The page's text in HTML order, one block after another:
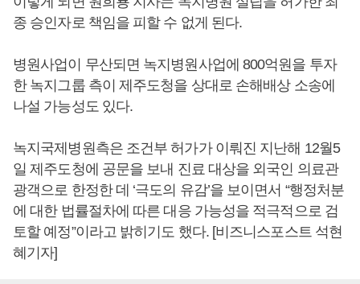
종 승인자로 책임을 피할 수 없게 된다.
병원사업이 무산되면 녹지병원사업에 800억원을 투자
한 녹지그룹 측이 제주도청을 상대로 손해배상 소송에
나설 가능성도 있다.
녹지국제병원측은 조건부 허가가 이뤄진 지난해 12월5
일 제주도청에 공문을 보내 진료 대상을 외국인 의료관
광객으로 한정한 데 ‘극도의 유감’을 보이면서 “행정처분
에 대한 법률절차에 따른 대응 가능성을 적극적으로 검
토할 예정”이라고 밝히기도 했다. [비즈니스포스트 석현
혜기자]